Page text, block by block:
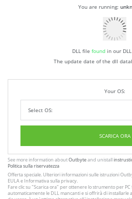
You are running:
DLL file foundin our
The update date of the dll
Your OS:
SCARICA ORA
See more information aboutOutbyteand unistall
Politica sulla riservatezza
Offerta speciale. Ulteriori informazioni sulle istruzioni
EULAe Informativa sulla privacy.
Fare clic su "Scarica ora" per ottenere lo strumento per
automaticamente le DLL mancanti e si offrirà di